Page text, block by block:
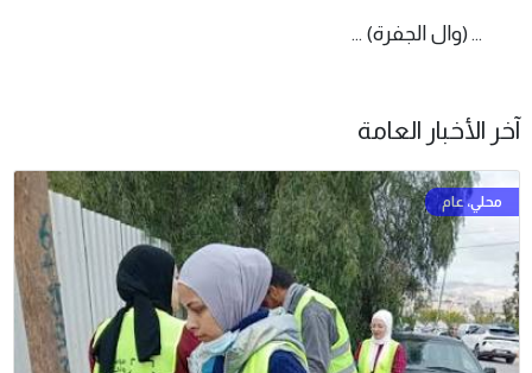
... (وال الجفرة) ...
آخر الأخبار العامة